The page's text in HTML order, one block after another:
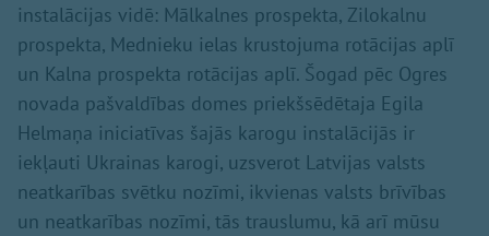
instalācijas vidē: Mālkalnes prospekta, Zilokalnu
prospekta, Mednieku ielas krustojuma rotācijas aplī
un Kalna prospekta rotācijas aplī. Šogad pēc Ogres
novada pašvaldības domes priekšsēdētaja Egila
Helmaņa iniciatīvas šajās karogu instalācijās ir
iekļauti Ukrainas karogi, uzsverot Latvijas valsts
neatkarības svētku nozīmi, ikvienas valsts brīvības
un neatkarības nozīmi, tās trauslumu, kā arī mūsu